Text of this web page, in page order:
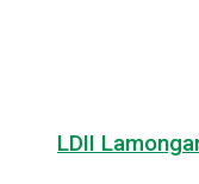
LDII